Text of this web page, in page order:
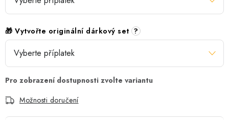
🎁 Vytvořte originální dárkový set ?
Možnosti doručení